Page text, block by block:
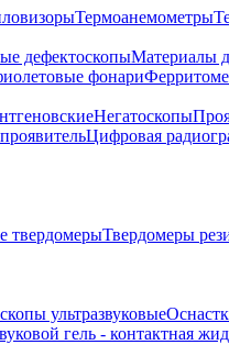
Термоанемометры
дефектоскопыМатериалы
фонари
Негатоскопы
Цифровая
твердомерыТвердомеры
ультразвуковые
гель - контактная